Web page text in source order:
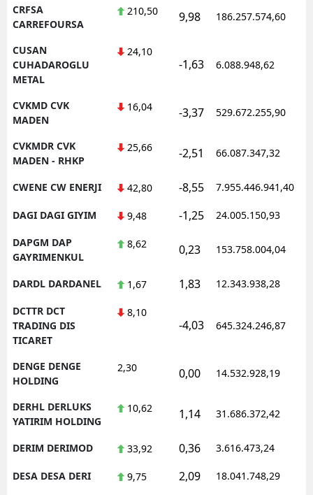
CRFSA
CARREFOURSA
210,50 9,98 186.257.574,60
CUSAN
CUHADAROGLU
METAL
24,10
-1,63 6.088.948,62
CVKMD CVK
MADEN
16,04 -3,37 529.672.255,90
CVKMDR CVK
MADEN - RHKP
25,66 -2,51 66.087.347,32
CWENE CW ENERJI 42,80 -8,55 7.955.446.941,40
DAGI DAGI GIYIM 9,48 -1,25 24.005.150,93
DAPGM DAP
GAYRIMENKUL
8,62 0,23 153.758.004,04
DARDL DARDANEL 1,67 1,83 12.343.938,28
DCTTR DCT
TRADING DIS
TICARET
8,10
-4,03 645.324.246,87
DENGE DENGE
HOLDING
2,30 0,00 14.532.928,19
DERHL DERLUKS
YATIRIM HOLDING
10,62 1,14 31.686.372,42
DERIM DERIMOD 33,92 0,36 3.616.473,24
DESA DESA DERI 9,75 2,09 18.041.748,29